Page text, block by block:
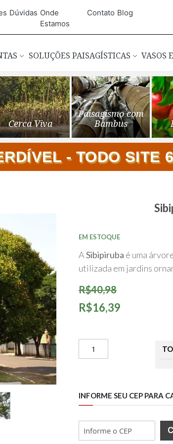
Dúvidas Onde
Estamos
Contato Blog
SOLUÇÕES PAISAGÍSTICAS VASOS
Cerca Viva
Paisagismo com
Bambus
- TODO SITE
R$40,98
R$16,39
EM ESTOQUE
ASibipiruba é uma
utilizada em jardins
INFORME SEU CEP PARA